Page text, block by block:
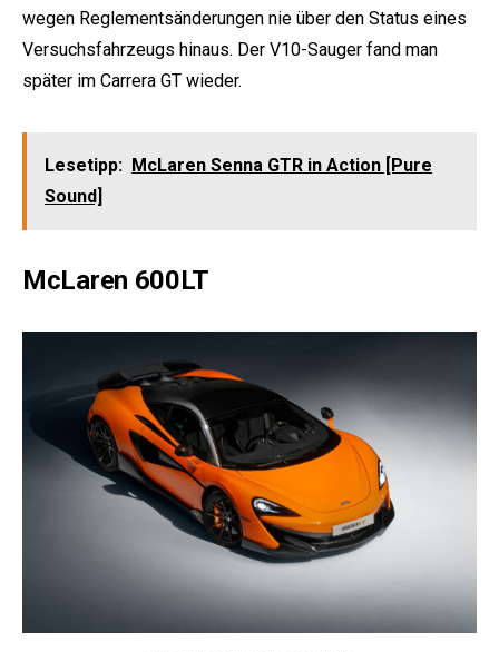
wegen Reglementsänderungen nie über den Status eines
Versuchsfahrzeugs hinaus. Der V10-Sauger fand man
später im Carrera GT wieder.
Lesetipp: McLaren Senna GTR in Action [Pure
Sound]
McLaren 600LT